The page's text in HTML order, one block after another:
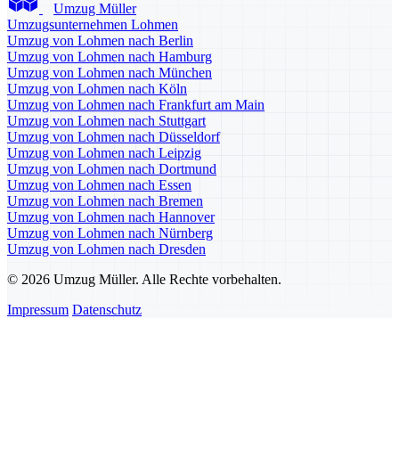
Umzug Müller
Umzugsunternehmen Lohmen
Umzug von Lohmen nach Berlin
Umzug von Lohmen nach Hamburg
Umzug von Lohmen nach München
Umzug von Lohmen nach Köln
Umzug von Lohmen nach Frankfurt am Main
Umzug von Lohmen nach Stuttgart
Umzug von Lohmen nach Düsseldorf
Umzug von Lohmen nach Leipzig
Umzug von Lohmen nach Dortmund
Umzug von Lohmen nach Essen
Umzug von Lohmen nach Bremen
Umzug von Lohmen nach Hannover
Umzug von Lohmen nach Nürnberg
Umzug von Lohmen nach Dresden
© 2026 Umzug Müller. Alle Rechte vorbehalten.
Impressum Datenschutz